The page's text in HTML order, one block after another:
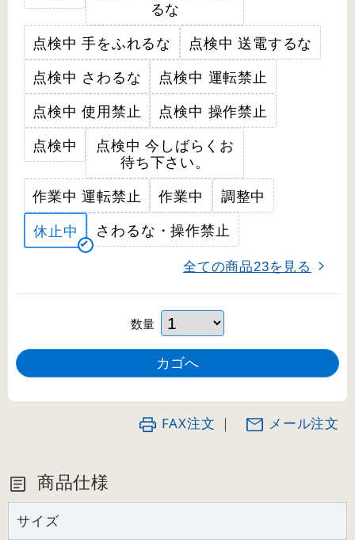
るな
点検中 手をふれるな
点検中 送電するな
点検中 さわるな
点検中 運転禁止
点検中 使用禁止
点検中 操作禁止
点検中
点検中 今しばらくお
待ち下さい。
作業中 運転禁止
作業中
調整中
休止中
さわるな・操作禁止
全ての商品23を見る
数量
FAX注文 ｜ メール注文
商品仕様
サイズ